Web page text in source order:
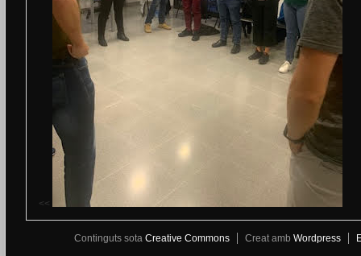
<<
Continguts sota Creative Commons Creat amb Wordpress